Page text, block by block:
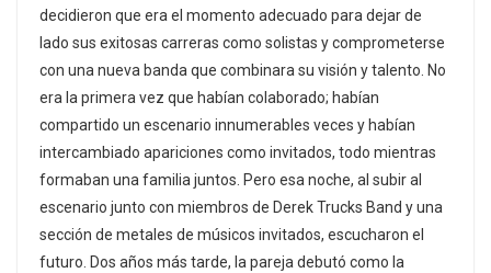
decidieron que era el momento adecuado para dejar de
lado sus exitosas carreras como solistas y comprometerse
con una nueva banda que combinara su visión y talento. No
era la primera vez que habían colaborado; habían
compartido un escenario innumerables veces y habían
intercambiado apariciones como invitados, todo mientras
formaban una familia juntos. Pero esa noche, al subir al
escenario junto con miembros de Derek Trucks Band y una
sección de metales de músicos invitados, escucharon el
futuro. Dos años más tarde, la pareja debutó como la